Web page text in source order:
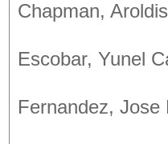
Chapman,
Escobar, Yunel
Fernandez, Jose